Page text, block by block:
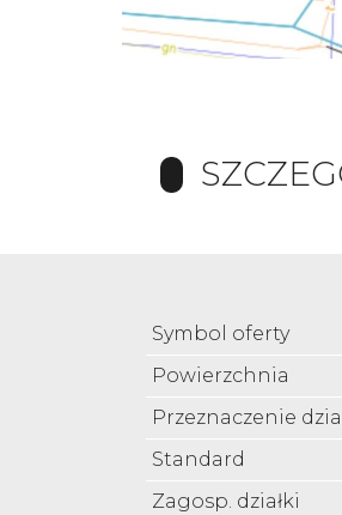
Symbol oferty
Powierzchnia
Przeznaczenie
Standard
Zagosp. działki